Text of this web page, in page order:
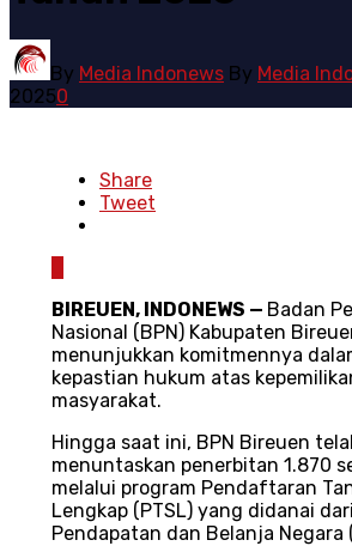
By Media Indonews By Media
20250
Share
Tweet
BIREUEN, INDONEWS — Badan
Nasional (BPN) Kabupaten
menunjukkan komitmennya
kepastian hukum atas
masyarakat.
Hingga saat ini, BPN Bireuen
menuntaskan penerbitan 1.870
melalui program Pendaftaran
Lengkap (PTSL) yang didanai
Pendapatan dan Belanja Negara